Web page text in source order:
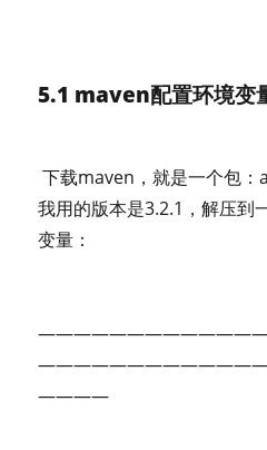
5.1 maven配置环境
下载maven，就是一个包：
我用的版本是3.2.1，解压到
变量：
————